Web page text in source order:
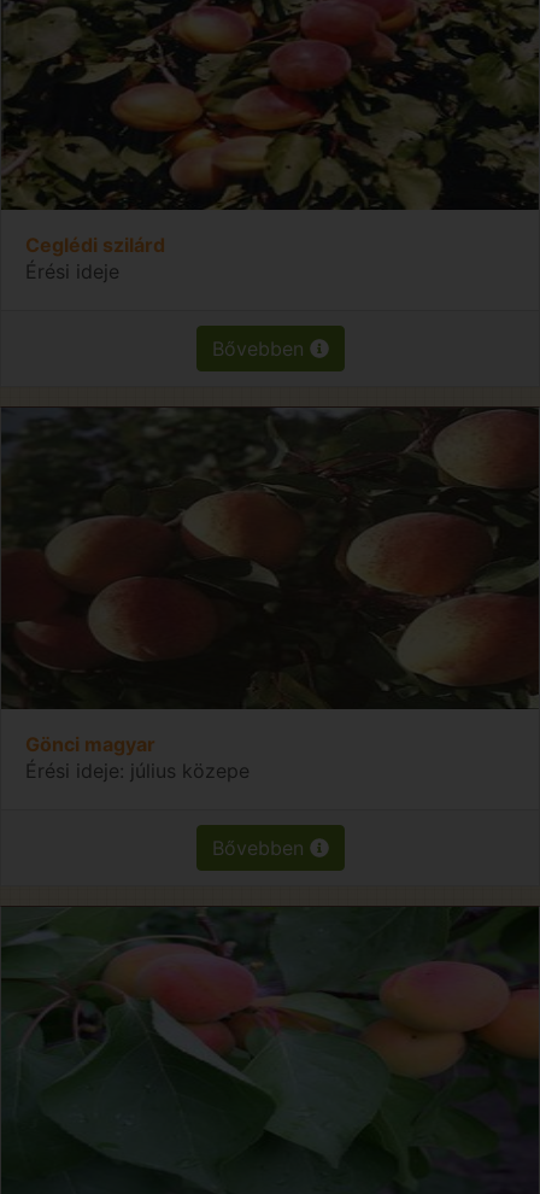
Ceglédi szilárd
Érési ideje
Bővebben
Gönci magyar
Érési ideje: július közepe
Bővebben